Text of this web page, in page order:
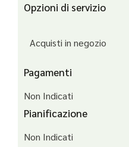
Opzioni di servizio
Acquisti in negozio
Pagamenti
Non Indicati
Pianificazione
Non Indicati